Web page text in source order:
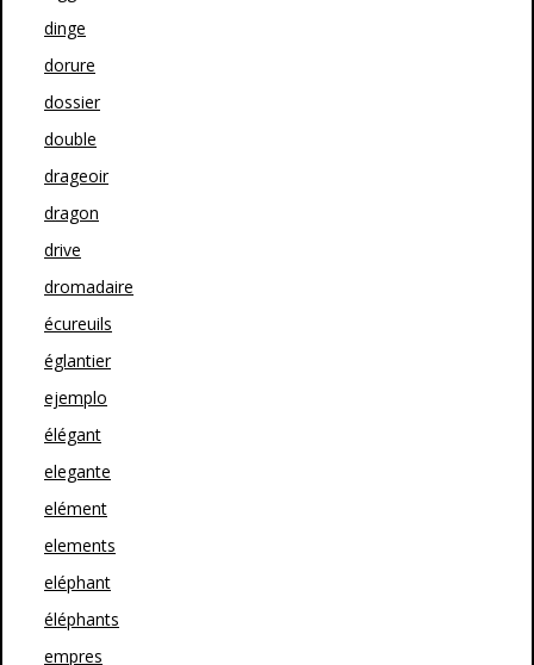
dinge
dorure
dossier
double
drageoir
dragon
drive
dromadaire
écureuils
églantier
ejemplo
élégant
elegante
elément
elements
eléphant
éléphants
empres